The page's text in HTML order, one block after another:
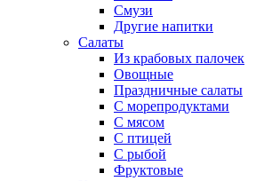
Смузи
Другие напитки
Салаты
Из крабовых палочек
Овощные
Праздничные салаты
С морепродуктами
С мясом
С птицей
С рыбой
Фруктовые